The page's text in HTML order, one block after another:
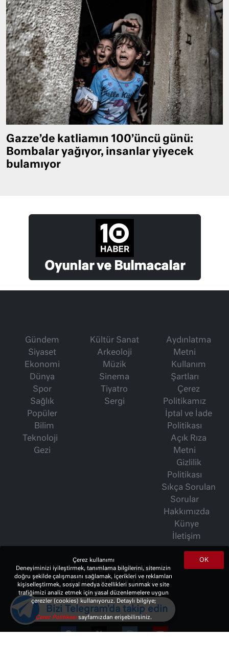
Gazze’de katliamın 100’üncü günü:
Bombalar yağıyor, insanlar yiyecek
bulamıyor
Oyunlar ve Bulmacalar
Gündem
Siyaset
Ekonomi
Dünya
Spor
Sağlık
Popüler
Bilim
Teknoloji
Gezi
Kültür Sanat
Arkeoloji
Müzik
Sinema
Tiyatro
Sergi
Aydınlatma
Metni
Kullanım
Şartları
Çerez
Politikamız
İptal ve İade
Politikası
Açık Rıza
Metni
Gizlilik
Politikası
Sıkça Sorulan
Sorular
Hakkımızda
Künye
İletişim
İsmet Berkan Yazıları
Ertuğrul Özkök Yazıları
Haftalık Gazete
OK
Çerez kullanımı
Deneyiminizi iyileştirmek, tanımlama bilgilerini, sitemizin
doğru şekilde çalışmasını sağlamak, içerikleri ve reklamları
kişiselleştirmek, sosyal medya özellikleri sunmak ve site
trafiğimizi analiz etmek için yasal düzenlemelere uygun
çerezler (cookies) kullanıyoruz. Detaylı bilgiye;
Çerez Politikasısayfamızdan erişebilirsiniz.
Bizi Telegram'da takip edin